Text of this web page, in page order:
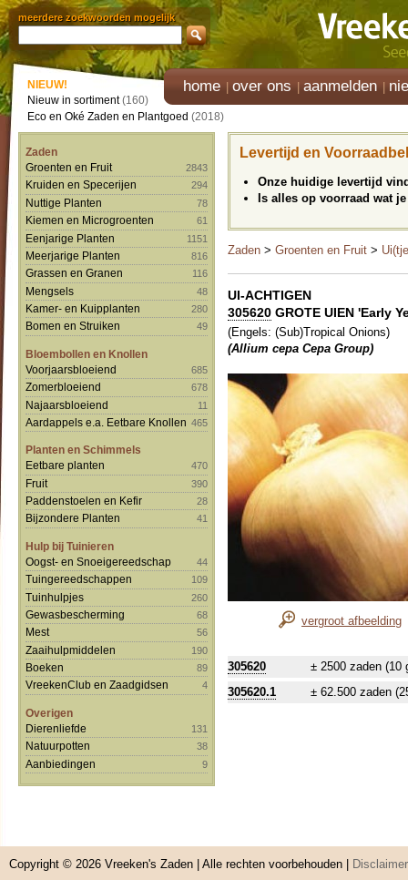
meerdere zoekwoorden mogelijk
home over ons aanmelden
NIEUW!
Nieuw in sortiment(160)
Eco en Oké Zaden en Plantgoed (2018)
Zaden
Groenten en Fruit
2843
Kruiden en Specerijen 294
Nuttige Planten 78
Kiemen en Microgroenten 61
Eenjarige Planten 1151
Meerjarige Planten 816
Grassen en Granen 116
Mengsels 48
Kamer- en Kuipplanten 280
Bomen en Struiken 49
Bloembollen en Knollen
Voorjaarsbloeiend
685
Zomerbloeiend 678
Najaarsbloeiend 11
Aardappels e.a. Eetbare Knollen 465
Planten en Schimmels
Eetbare planten
470
Fruit 390
Paddenstoelen en Kefir 28
Bijzondere Planten 41
Hulp bij Tuinieren
Oogst- en Snoeigereedschap
44
Tuingereedschappen 109
Tuinhulpjes 260
Gewasbescherming 68
Mest 56
Zaaihulpmiddelen 190
Boeken 89
VreekenClub en Zaadgidsen 4
Overigen
Dierenliefde
131
Natuurpotten 38
Aanbiedingen 9
Levertijd en
Onze huidige levertijd
Is alles op voorraad wat
Zaden > Groenten en Fruit >
UI-ACHTIGEN
305620 GROTE UIEN 'Early
(Engels: (Sub)Tropical Onions)
(Allium cepa Cepa Group)
vergroot afbeelding
305620
± 2500 zaden (10
305620.1
± 62.500 zaden
Copyright © 2026 Vreeken's Zaden | Alle rechten voorbehouden | Disclaimer